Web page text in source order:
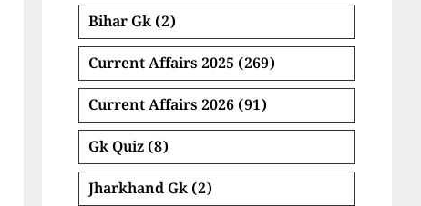
Bihar Gk (2)
Current Affairs 2025 (269)
Current Affairs 2026 (91)
Gk Quiz (8)
Jharkhand Gk (2)